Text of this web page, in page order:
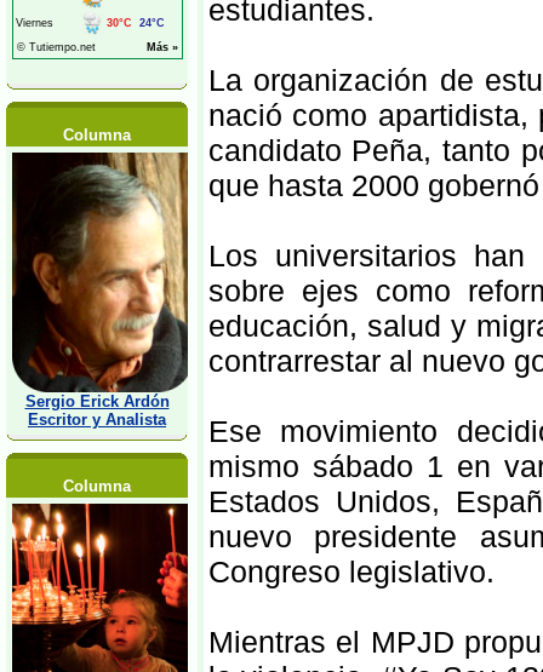
Columna
Sergio Erick Ardón
Escritor y Analista
Columna
estudiantes.
La organización de
nació como
candidato Peña, tanto
que hasta 2000
Los universitarios
sobre ejes como
educación, salud y
contrarrestar al nuevo
Ese movimiento
mismo sábado 1 en
Estados Unidos,
nuevo presidente
Congreso legislativo.
Mientras el MPJD